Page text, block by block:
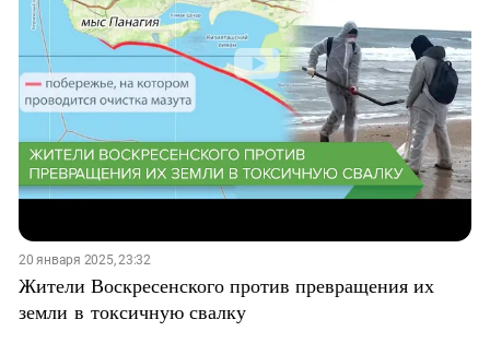
20 января 2025, 23:32
Жители Воскресенского против превращения их
земли в токсичную свалку